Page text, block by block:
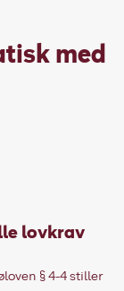
med
lovkrav
§ 4-4 stiller